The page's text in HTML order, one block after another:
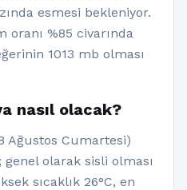
esmesi bekleniyor.
oranı %85 civarında
1013 mb olması
nasıl olacak?
Ağustos Cumartesi)
olarak sisli olması
sıcaklık 26°C, en